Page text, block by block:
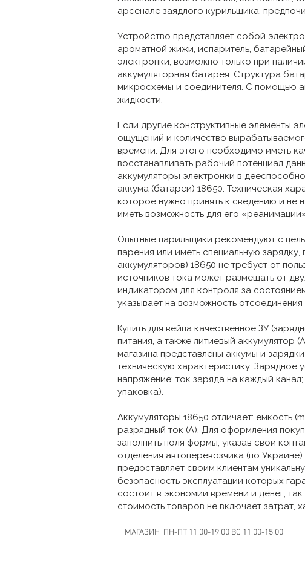
арсенале заядлого курильщика,
Устройство представляет собой
ароматной жижи, испаритель,
электронки, возможно только при
аккумуляторная батарея. Структура
микросхемы и соединителя. С помощью
жидкости.
Если другие конструктивные элементы
ощущений и количество
времени. Для этого необходимо иметь
восстанавливать рабочий потенциал
аккумуляторы электронки в
аккума (батареи) 18650. Техническая
которое нужно принять к сведению и не
иметь возможность для его
Опытные парильщики рекомендуют с
парения или иметь специальную
аккумуляторов) 18650 не требует от
источников тока может размещать от
индикатором для контроля за
указывает на возможность
Купить для вейпа качественное ЗУ
питания, а также литиевый аккумулятор
магазина представлены аккумы и
техническую характеристику. Зарядное
напряжение; ток заряда на каждый
упаковка).
Аккумуляторы 18650 отличает: емкость
разрядный ток (А). Для оформления
заполнить поля формы, указав свои
отделения автоперевозчика (по
предоставляет своим клиентам
безопасность эксплуатации которых
состоит в экономии времени и денег,
стоимость товаров не включает затрат,
МАГАЗИН ПН-ПТ 11.00-19.00 ВС 11.00-15.00